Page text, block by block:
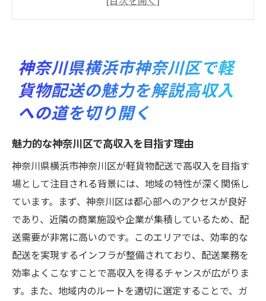
軽貨物配送を始めるための準備とステップ
神奈川区での軽貨物配送がもたらす社会的
意義
奈川区での高収入ライフ
時間管理と効率性が高収入の鍵
神奈川区での配送ルートの最適化
効率的なスケジュールで収入アップ
フレキシブルな働き方で生活の質を向上
配送スケジュールの組み方のコツ
神奈川区でのミニマムストレス配送方法
神奈川区の交通インフラを活かす軽貨物配送で
神奈川県横浜市神奈川区で軽
貨物配送の魅力を解説高収入
への道を切り開く
魅力的な神奈川区で高収入を目指す理由
神奈川県横浜市神奈川区が軽貨物配送で高収入を目指す
場として注目される背景には、地域の特性が深く関係し
ています。まず、神奈川区は都心部へのアクセスが良好
であり、近隣の商業施設や企業が集積しているため、配
送需要が非常に高いのです。このエリアでは、効率的な
配送を実現するインフラが整備されており、配送業務を
効率よくこなすことで高収入を得るチャンスが広がりま
す。また、地域内のルートを適切に選定することで、ガ